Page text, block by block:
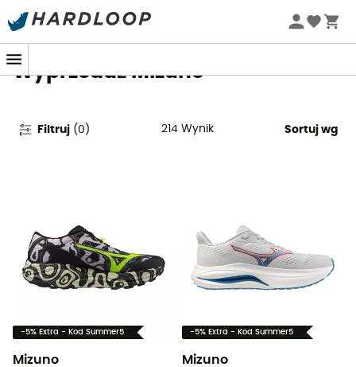
Letnie promocje 🔥 -5% DODATKOWO przy zakupie 2
Wyprzedaż Mizuno
Filtruj (0 ) 214 Wynik Sortuj wg
-5% Extra - Kod Summer5
Mizuno
-5% Extra - Kod Summer5
Mizuno